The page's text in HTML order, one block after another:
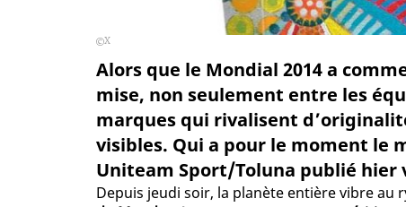
X
Alors que le Mondial 2014 a
mise, non seulement entre les
marques qui rivalisent
visibles. Qui a pour le moment le
Uniteam Sport/Toluna publié hier
Depuis jeudi soir, la planète entière vibre au